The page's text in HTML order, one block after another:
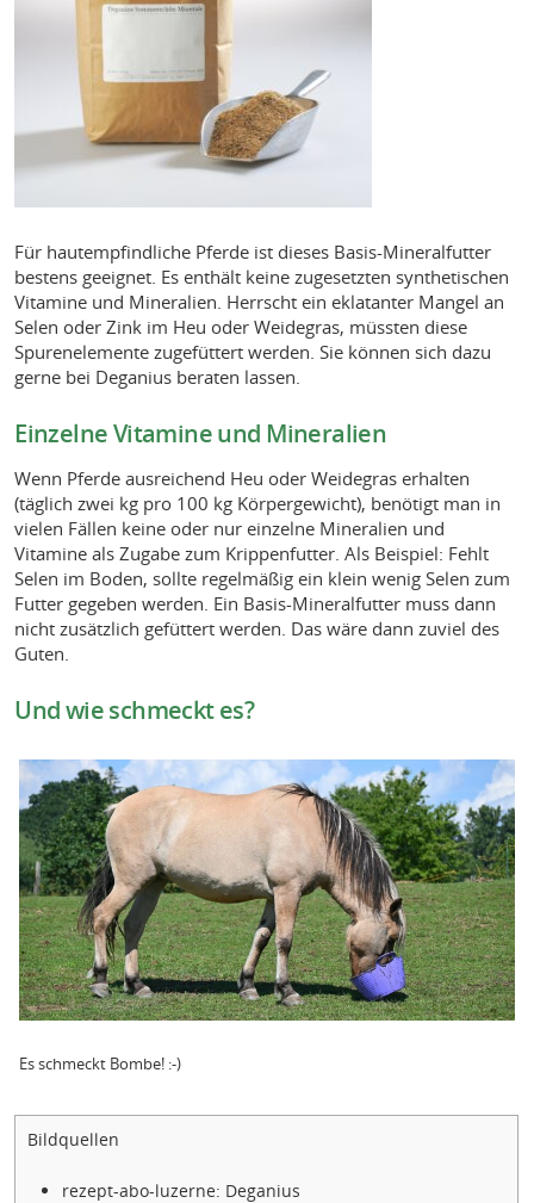
Für hautempfindliche Pferde ist dieses Basis-Mineralfutter
bestens geeignet. Es enthält keine zugesetzten synthetischen
Vitamine und Mineralien. Herrscht ein eklatanter Mangel an
Selen oder Zink im Heu oder Weidegras, müssten diese
Spurenelemente zugefüttert werden. Sie können sich dazu
gerne bei Deganius beraten lassen.
Einzelne Vitamine und Mineralien
Wenn Pferde ausreichend Heu oder Weidegras erhalten
(täglich zwei kg pro 100 kg Körpergewicht), benötigt man in
vielen Fällen keine oder nur einzelne Mineralien und
Vitamine als Zugabe zum Krippenfutter. Als Beispiel: Fehlt
Selen im Boden, sollte regelmäßig ein klein wenig Selen zum
Futter gegeben werden. Ein Basis-Mineralfutter muss dann
nicht zusätzlich gefüttert werden. Das wäre dann zuviel des
Guten.
Und wie schmeckt es?
Es schmeckt Bombe! :-)
Bildquellen
rezept-abo-luzerne: Deganius